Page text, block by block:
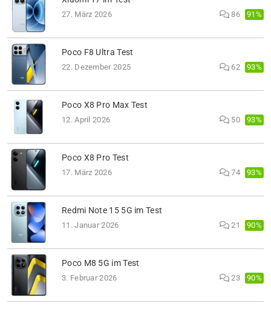
27. März 2026 86 91%
Poco F8 Ultra Test
22. Dezember 2025 62 93%
Poco X8 Pro Max Test
12. April 2026 50 93%
Poco X8 Pro Test
17. März 2026 74 93%
Redmi Note 15 5G im Test
11. Januar 2026 21 90%
Poco M8 5G im Test
3. Februar 2026 23 90%